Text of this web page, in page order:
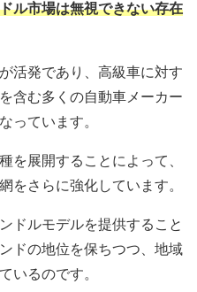
ル市場は無視できない存在
活発であり、高級車に対す
含む多くの自動車メーカー
っています。
を展開することによって、
をさらに強化しています。
ドルモデルを提供すること
ドの地位を保ちつつ、地域
いるのです。